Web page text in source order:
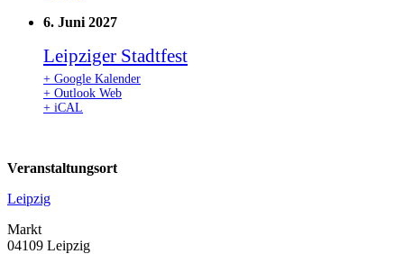
6. Juni 2027
Leipziger Stadtfest
+ Google Kalender
+ Outlook Web
+ iCAL
Veranstaltungsort
Leipzig
Markt
04109 Leipzig